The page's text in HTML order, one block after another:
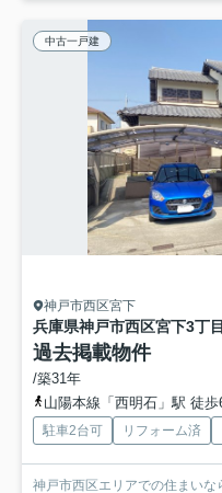
中古一戸建
神戸市西区宮下
兵庫県神戸市西区宮下3丁
過去掲載物件
/築31年
山陽本線「西明石」駅 徒歩
駐車2台可 リフォーム済
神戸市西区エリアでの住まい